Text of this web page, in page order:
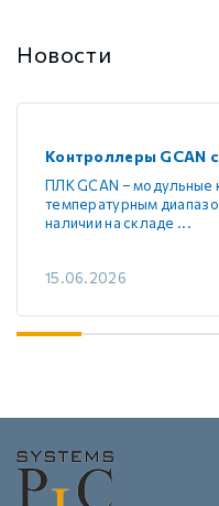
Новости
Контроллеры GCAN
ПЛК GCAN –
температурным
наличии на складе ...
15.06.2026